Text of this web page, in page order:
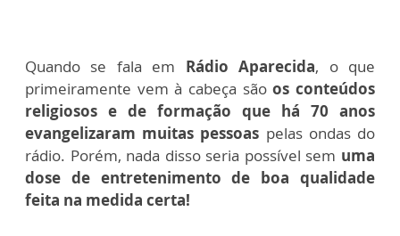
Quando se fala em Rádio Aparecida, o que
primeiramente vem à cabeça sãoos conteúdos
religiosos e de formação que há 70 anos
evangelizaram muitas pessoas pelas ondas do
rádio. Porém, nada disso seria possível sem uma
dose de entretenimento de boa qualidade
feita na medida certa!